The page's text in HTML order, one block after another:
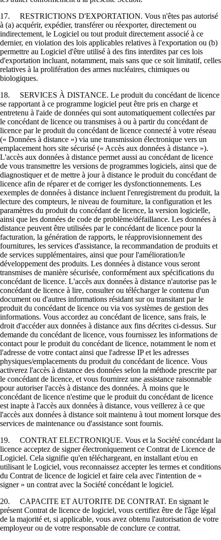
17. RESTRICTIONS D'EXPORTATION. Vous n'êtes pas autorisé
à (a) acquérir, expédier, transférer ou réexporter, directement ou
indirectement, le Logiciel ou tout produit directement associé à ce
dernier, en violation des lois applicables relatives à l'exportation ou (b)
permettre au Logiciel d'être utilisé à des fins interdites par ces lois
d'exportation incluant, notamment, mais sans que ce soit limitatif, celles
relatives à la prolifération des armes nucléaires, chimiques ou
biologiques.
18. SERVICES À DISTANCE. Le produit du concédant de licence
se rapportant à ce programme logiciel peut être pris en charge et
entretenu à l'aide de données qui sont automatiquement collectées par
le concédant de licence ou transmises à ou à partir du concédant de
licence par le produit du concédant de licence connecté à votre réseau
(« Données à distance ») via une transmission électronique vers un
emplacement hors site sécurisé (« Accès aux données à distance »).
L'accès aux données à distance permet aussi au concédant de licence
de vous transmettre les versions de programmes logiciels, ainsi que de
diagnostiquer et de mettre à jour à distance le produit du concédant de
licence afin de réparer et de corriger les dysfonctionnements. Les
exemples de données à distance incluent l'enregistrement du produit, la
lecture des compteurs, le niveau de fourniture, la configuration et les
paramètres du produit du concédant de licence, la version logicielle,
ainsi que les données de code de problème/défaillance. Les données à
distance peuvent être utilisées par le concédant de licence pour la
facturation, la génération de rapports, le réapprovisionnement des
fournitures, les services d'assistance, la recommandation de produits et
de services supplémentaires, ainsi que pour l'amélioration/le
développement des produits. Les données à distance vous seront
transmises de manière sécurisée, conformément aux spécifications du
concédant de licence. L'accès aux données à distance n'autorise pas le
concédant de licence à lire, consulter ou télécharger le contenu d'un
document ou d'autres informations résidant sur ou transitant par le
produit du concédant de licence ou via vos systèmes de gestion des
informations. Vous accordez au concédant de licence, sans frais, le
droit d'accéder aux données à distance aux fins décrites ci-dessus. Sur
demande du concédant de licence, vous fournissez les informations de
contact pour le produit du concédant de licence, notamment le nom et
l'adresse de votre contact ainsi que l'adresse IP et les adresses
physiques/emplacements du produit du concédant de licence. Vous
activerez l'accès à distance des données selon la méthode prescrite par
le concédant de licence, et vous fournirez une assistance raisonnable
pour autoriser l'accès à distance des données. À moins que le
concédant de licence n'estime que le produit du concédant de licence
est inapte à l'accès aux données à distance, vous veillerez à ce que
l'accès aux données à distance soit maintenu à tout moment lorsque des
services de maintenance ou d'assistance sont fournis.
19. CONTRAT ELECTRONIQUE. Vous et la Société concédant la
licence acceptez de signer électroniquement ce Contrat de Licence de
Logiciel. Cela signifie qu'en téléchargeant, en installant et/ou en
utilisant le Logiciel, vous reconnaissez accepter les termes et conditions
du Contrat de licence de logiciel et faire cela avec l'intention de «
signer » un contrat avec la Société concédant le logiciel.
20. CAPACITE ET AUTORITE DE CONTRAT. En signant le
présent Contrat de licence de logiciel, vous certifiez être de l'âge légal
de la majorité et, si applicable, vous avez obtenu l'autorisation de votre
employeur ou de votre responsable de conclure ce contrat.